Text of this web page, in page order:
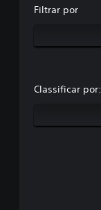
Filtrar por
Classificar por: